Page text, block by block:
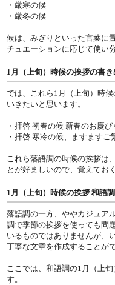
・厳寒の候
・厳冬の候
候は、みぎりといった言葉に
チュエーションに応じて使い
1月（上旬）時候の挨拶の書き
では、これら1月（上旬）時
いきたいと思います。
・拝啓 初春の候 新春のお慶
・拝啓 寒冷の候、ますます
これら落語調の時候の挨拶は
とが好ましいので、覚えてお
1月（上旬）時候の挨拶 和語調
落語調の一方、ややカジュア
調で季節の挨拶を使っても問
いるものではありませんが、
丁寧な文章を作成することが
ここでは、和語調の1月（上
す。